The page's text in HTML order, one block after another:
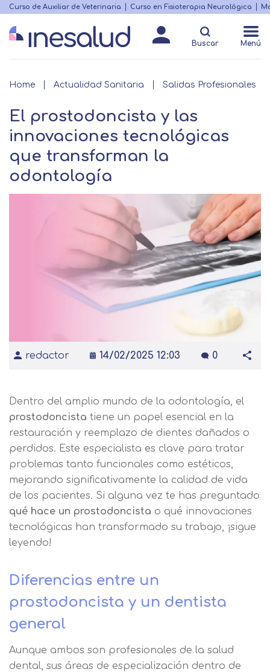
Skip
main
content
Menú
destacado
Curso de Auxiliar de Veterinaria Curso en Fisioterapia Neurológica
Buscar Menú
Breadcrumb
Home Actualidad Sanitaria Salidas Profesionales
El prostodoncista y las
innovaciones tecnológicas
que transforman la
odontología
redactor 14/02/2025 12:03 0
Dentro del amplio mundo de la odontología, el
prostodoncista tiene un papel esencial en la
restauración y reemplazo de dientes dañados o
perdidos. Este especialista es clave para tratar
problemas tanto funcionales como estéticos,
mejorando significativamente la calidad de vida
de los pacientes. Si alguna vez te has preguntado
qué hace un prostodoncista o qué innovaciones
tecnológicas han transformado su trabajo, ¡sigue
leyendo!
Diferencias entre un
prostodoncista y un dentista
general
Aunque ambos son profesionales de la salud
dental, sus áreas de especialización dentro de
Matricularme